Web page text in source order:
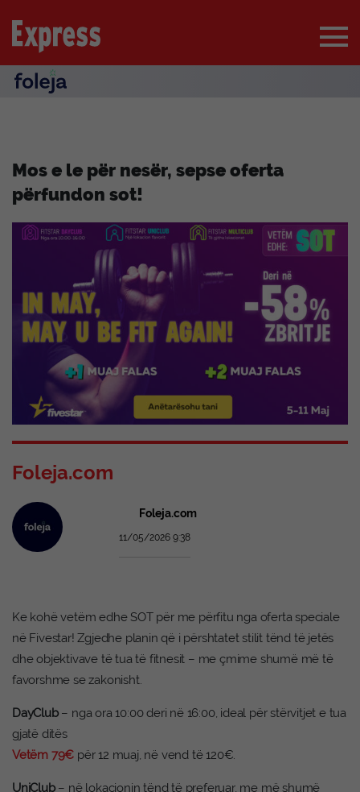
Mos e le për nesër, sepse oferta
përfundon sot!
Foleja.com
Foleja.com
11/05/2026 9:38
Ke kohë vetëm edhe SOT për me përfitu nga oferta speciale
në Fivestar! Zgjedhe planin që i përshtatet stilit tënd të jetës
dhe objektivave të tua të fitnesit – me çmime shumë më të
favorshme se zakonisht.
DayClub– nga ora 10:00 deri në 16:00, ideal për stërvitjet e tua
gjatë ditës
Vetëm 79€ për 12 muaj, në vend të 120€.
UniClub – në lokacionin tënd të preferuar, me më shumë